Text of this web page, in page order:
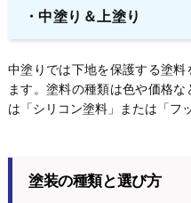
・中塗り＆上塗り
中塗りでは下地を保護する塗
ます。塗料の種類は色や価格
は「シリコン塗料」または「フ
塗装の種類と選び方